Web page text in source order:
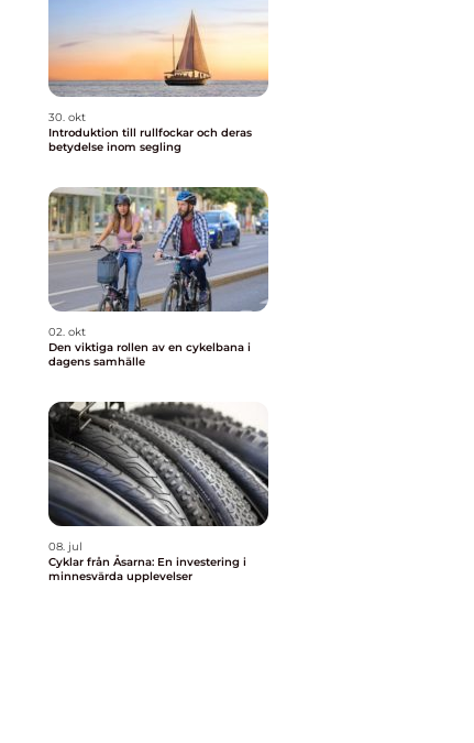
30. okt
Introduktion till rullfockar och deras
betydelse inom segling
02. okt
Den viktiga rollen av en cykelbana i
dagens samhälle
08. jul
Cyklar från Åsarna: En investering i
minnesvärda upplevelser